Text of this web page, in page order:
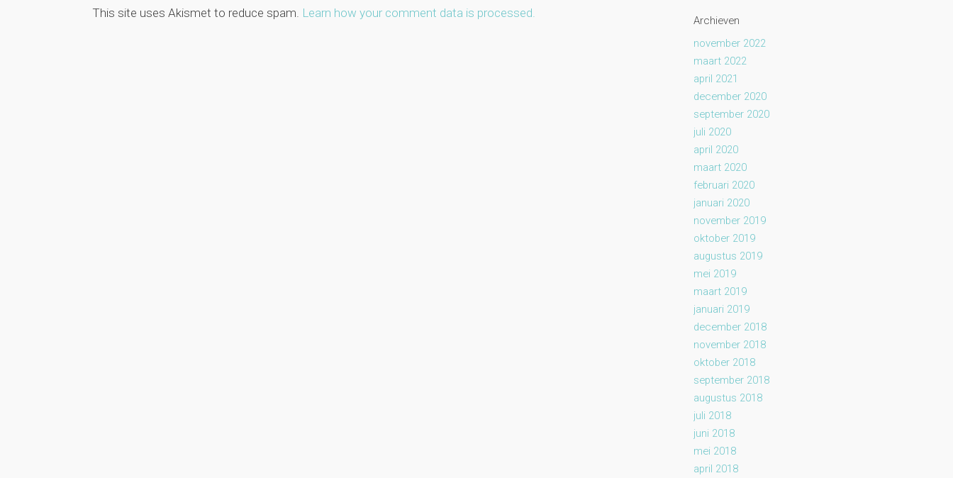
This site uses Akismet to reduce spam. Learn how your comment data is processed.
Archieven
november 2022
maart 2022
april 2021
december 2020
september 2020
juli 2020
april 2020
maart 2020
februari 2020
januari 2020
november 2019
oktober 2019
augustus 2019
mei 2019
maart 2019
januari 2019
december 2018
november 2018
oktober 2018
september 2018
augustus 2018
juli 2018
juni 2018
mei 2018
april 2018